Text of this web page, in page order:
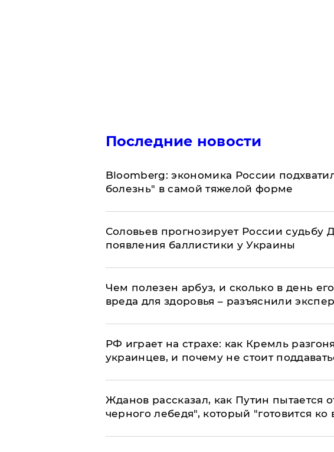
Последние новости
Bloomberg: экономика России
болезнь" в самой тяжелой форме
Соловьев прогнозирует России судьбу
появления баллистики у Украины
Чем полезен арбуз, и сколько в день
вреда для здоровья – разъяснили
РФ играет на страхе: как Кремль
украинцев, и почему не стоит
Жданов рассказал, как Путин пытается
черного лебедя", который "готовится ко